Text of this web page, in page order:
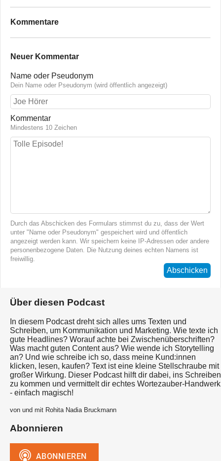
Kommentare
Neuer Kommentar
Name oder Pseudonym
Dein Name oder Pseudonym (wird öffentlich angezeigt)
Kommentar
Mindestens 10 Zeichen
Durch das Abschicken des Formulars stimmst du zu, dass der Wert
unter "Name oder Pseudonym" gespeichert wird und öffentlich
angezeigt werden kann. Wir speichern keine IP-Adressen oder andere
personenbezogene Daten. Die Nutzung deines echten Namens ist
freiwillig.
Abschicken
Über diesen Podcast
In diesem Podcast dreht sich alles ums Texten und
Schreiben, um Kommunikation und Marketing. Wie texte ich
gute Headlines? Worauf achte bei Zwischenüberschriften?
Was macht guten Content aus? Wie wende ich Storytelling
an? Und wie schreibe ich so, dass meine Kund:innen
klicken, lesen, kaufen? Text ist eine kleine Stellschraube mit
großer Wirkung. Dieser Podcast hilft dir dabei, ins Schreiben
zu kommen und vermittelt dir echtes Wortezauber-Handwerk
- einfach magisch!
von und mit Rohita Nadia Bruckmann
Abonnieren